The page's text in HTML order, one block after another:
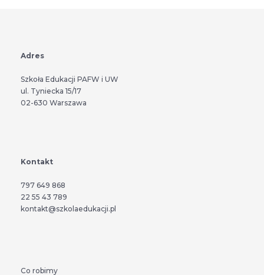
Adres
Szkoła Edukacji PAFW i UW
ul. Tyniecka 15/17
02-630 Warszawa
Kontakt
797 649 868
22 55 43 789
kontakt@szkolaedukacji.pl
Co robimy